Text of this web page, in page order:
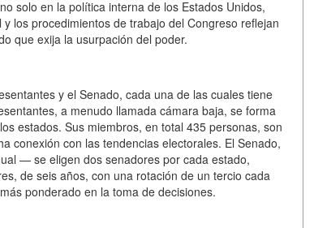
solo en la política interna de los Estados Unidos,
los procedimientos de trabajo del Congreso reflejan
que exija la usurpación del poder.
y el Senado, cada una de las cuales tiene
a menudo llamada cámara baja, se forma
estados. Sus miembros, en total 435 personas, son
conexión con las tendencias electorales. El Senado,
— se eligen dos senadores por cada estado,
de seis años, con una rotación de un tercio cada
ponderado en la toma de decisiones.